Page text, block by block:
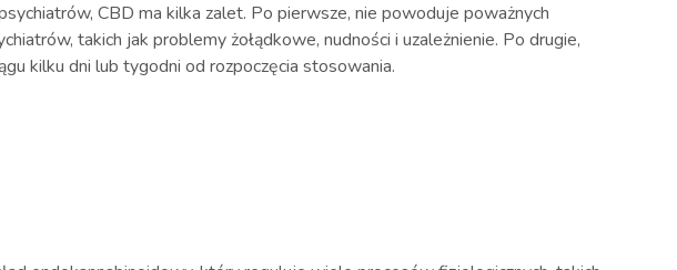
CBD ma kilka zalet. Po pierwsze, nie powoduje poważnych
takich jak problemy żołądkowe, nudności i uzależnienie. Po drugie,
kilku dni lub tygodni od rozpoczęcia stosowania.